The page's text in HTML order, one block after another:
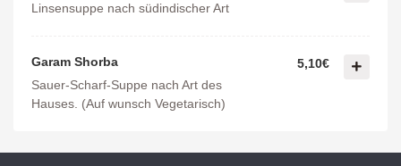
Linsensuppe nach südindischer Art
Garam Shorba
Sauer-Scharf-Suppe nach Art des
Hauses. (Auf wunsch Vegetarisch)
5,10€